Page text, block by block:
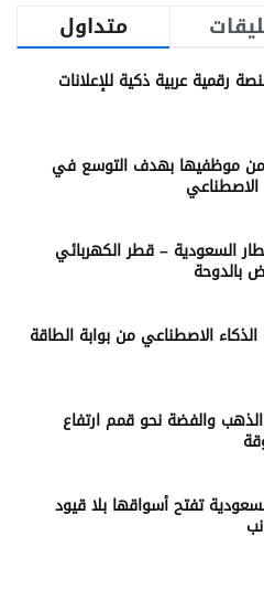
متداول
رقمية عربية ذكية للإعلانات
تسرح 10% من موظفيها بهدف التوسع في
الاصطناعي
السعودية – قطر الكهربائي
بالدوحة
الاصطناعي من بوابة الطاقة
والفضة نحو قمم ارتفاع
تفتح أسواقها بلا قيود